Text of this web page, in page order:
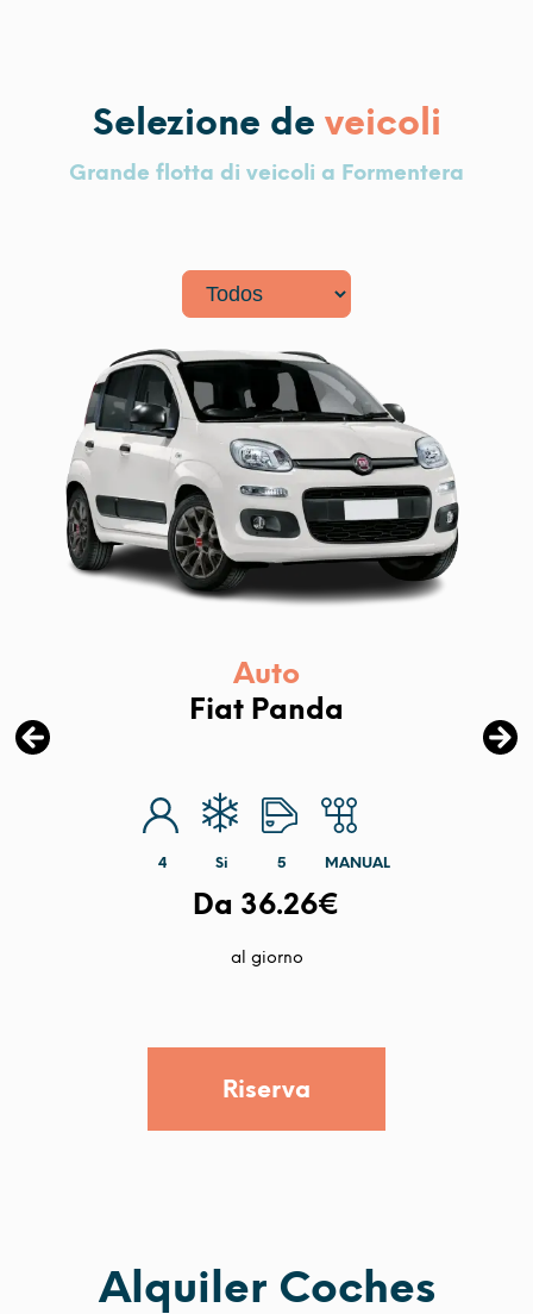
Selezione de veicoli
Grande flotta di veicoli a Formentera
Auto
Fiat Panda
4 Si 5 MANUAL
Da 36.26€
al giorno
Riserva
Alquiler Coches